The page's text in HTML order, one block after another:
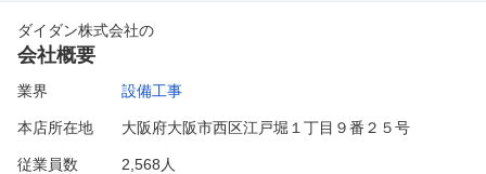
ダイダン株式会社の
会社概要
業界 設備工事
本店所在地 大阪府大阪市西区江戸堀１丁目９番２５号
従業員数 2,568人